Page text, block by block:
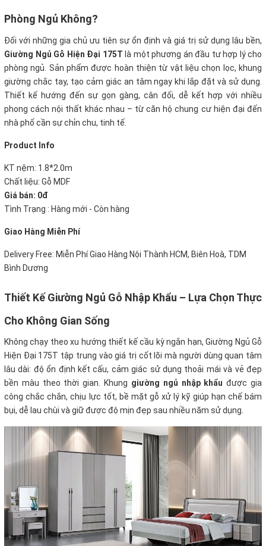
Phòng Ngủ Không?
Đối với những gia chủ ưu tiên sự ổn định và giá trị sử dụng lâu bền,
Giường Ngủ Gỗ Hiện Đại 175T là một phương án đầu tư hợp lý cho
phòng ngủ. Sản phẩm được hoàn thiện từ vật liệu chọn lọc, khung
giường chắc tay, tạo cảm giác an tâm ngay khi lắp đặt và sử dụng.
Thiết kế hướng đến sự gọn gàng, cân đối, dễ kết hợp với nhiều
phong cách nội thất khác nhau – từ căn hộ chung cư hiện đại đến
nhà phố cần sự chỉn chu, tinh tế.
Product Info
KT nệm: 1.8*2.0m
Chất liệu: Gỗ MDF
Giá bán: 0đ
Tình Trạng : Hàng mới - Còn hàng
Giao Hàng Miễn Phí
Delivery Free: Miễn Phí Giao Hàng Nội Thành HCM, Biên Hoà, TDM
Bình Dương
Thiết Kế Giường Ngủ Gỗ Nhập Khẩu – Lựa Chọn Thực
Cho Không Gian Sống
Không chạy theo xu hướng thiết kế cầu kỳ ngắn hạn, Giường Ngủ Gỗ
Hiện Đại 175T tập trung vào giá trị cốt lõi mà người dùng quan tâm
lâu dài: độ ổn định kết cấu, cảm giác sử dụng thoải mái và vẻ đẹp
bền màu theo thời gian. Khung giường ngủ nhập khẩu được gia
công chắc chắn, chịu lực tốt, bề mặt gỗ xử lý kỹ giúp hạn chế bám
bụi, dễ lau chùi và giữ được độ mịn đẹp sau nhiều năm sử dụng.